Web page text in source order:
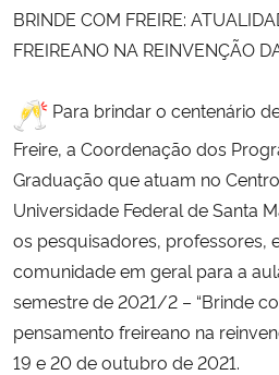
Ministério da Cidadania
Ministério de Minas e Energia
Ministério da Ciência, Tecnologia,
Ministério do Meio Ambiente
Ministério do Turismo
Ministério do Desenvolvimento Regional
BRINDE COM FREIRE:
FREIREANO NA REINVENÇÃO
Para brindar o centenário
Freire, a Coordenação dos
Graduação que atuam no
Universidade Federal de Santa
os pesquisadores, professores,
comunidade em geral para a
semestre de 2021/2 – “Brinde
pensamento freireano na
19 e 20 de outubro de 2021.